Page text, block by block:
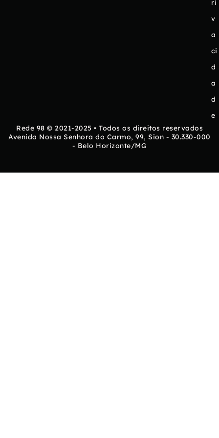
ri
v
a
ci
d
a
d
e
Rede 98 © 2021-2025 • Todos os direitos reservados
Avenida Nossa Senhora do Carmo, 99, Sion - 30.330-000
- Belo Horizonte/MG